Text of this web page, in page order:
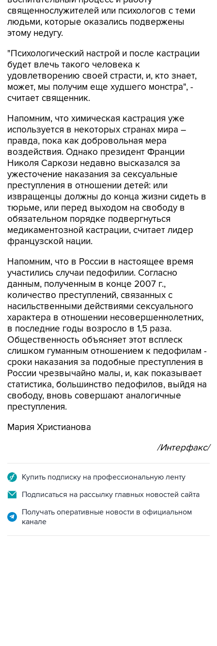
священнослужителей или психологов с теми
людьми, которые оказались подвержены
этому недугу.
"Психологический настрой и после кастрации
будет влечь такого человека к
удовлетворению своей страсти, и, кто знает,
может, мы получим еще худшего монстра", -
считает священник.
Напомним, что химическая кастрация уже
используется в некоторых странах мира –
правда, пока как добровольная мера
воздействия. Однако президент Франции
Николя Саркози недавно высказался за
ужесточение наказания за сексуальные
преступления в отношении детей: или
извращенцы должны до конца жизни сидеть в
тюрьме, или перед выходом на свободу в
обязательном порядке подвергнуться
медикаментозной кастрации, считает лидер
французской нации.
Напомним, что в России в настоящее время
участились случаи педофилии. Согласно
данным, полученным в конце 2007 г.,
количество преступлений, связанных с
насильственными действиями сексуального
характера в отношении несовершеннолетних,
в последние годы возросло в 1,5 раза.
Общественность объясняет этот всплеск
слишком гуманным отношением к педофилам -
сроки наказания за подобные преступления в
России чрезвычайно малы, и, как показывает
статистика, большинство педофилов, выйдя на
свободу, вновь совершают аналогичные
преступления.
Мария Христианова
/Интерфакс/
Купить подписку на профессиональную ленту
Подписаться на рассылку главных новостей сайта
Получать оперативные новости в официальном
канале